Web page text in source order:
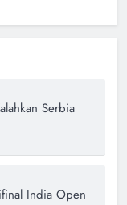
Serbia
India Open